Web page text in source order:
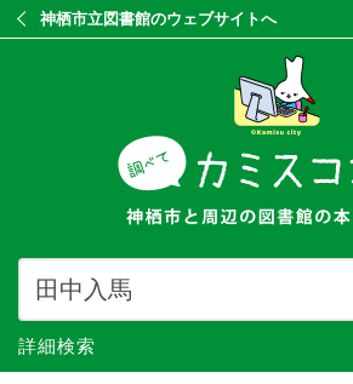
神栖市立図書館のウェブサイトへ
詳細検索